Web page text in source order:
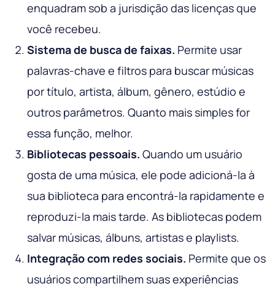
enquadram sob a jurisdição das licenças que
você recebeu.
Sistema de busca de faixas. Permite usar
palavras-chave e filtros para buscar músicas
por título, artista, álbum, gênero, estúdio e
outros parâmetros. Quanto mais simples for
essa função, melhor.
Bibliotecas pessoais. Quando um usuário
gosta de uma música, ele pode adicioná-la à
sua biblioteca para encontrá-la rapidamente e
reproduzi-la mais tarde. As bibliotecas podem
salvar músicas, álbuns, artistas e playlists.
Integração com redes sociais. Permite que os
usuários compartilhem suas experiências